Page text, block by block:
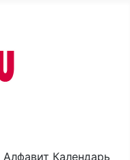
Алфавит Календарь